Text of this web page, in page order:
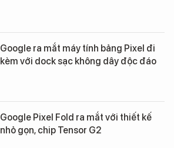
Google ra mắt máy tính bảng Pixel đi
kèm với dock sạc không dây độc đáo
Google Pixel Fold ra mắt với thiết kế
nhỏ gọn, chip Tensor G2